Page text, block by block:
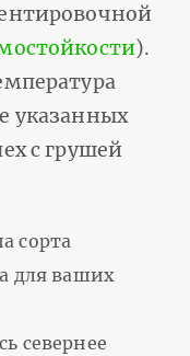
).
указанных
с грушей
сорта
для ваших
севернее